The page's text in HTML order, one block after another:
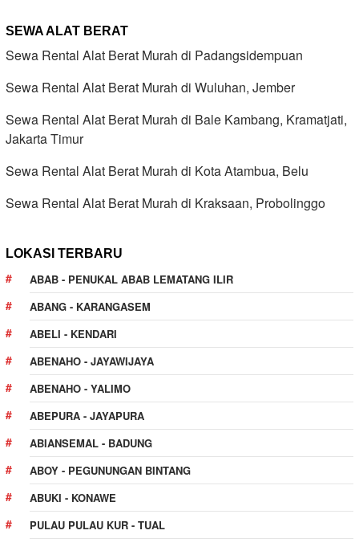
SEWA ALAT BERAT
Sewa Rental Alat Berat Murah di Padangsidempuan
Sewa Rental Alat Berat Murah di Wuluhan, Jember
Sewa Rental Alat Berat Murah di Bale Kambang, Kramatjati,
Jakarta Timur
Sewa Rental Alat Berat Murah di Kota Atambua, Belu
Sewa Rental Alat Berat Murah di Kraksaan, Probolinggo
LOKASI TERBARU
ABAB - PENUKAL ABAB LEMATANG ILIR
ABANG - KARANGASEM
ABELI - KENDARI
ABENAHO - JAYAWIJAYA
ABENAHO - YALIMO
ABEPURA - JAYAPURA
ABIANSEMAL - BADUNG
ABOY - PEGUNUNGAN BINTANG
ABUKI - KONAWE
PULAU PULAU KUR - TUAL